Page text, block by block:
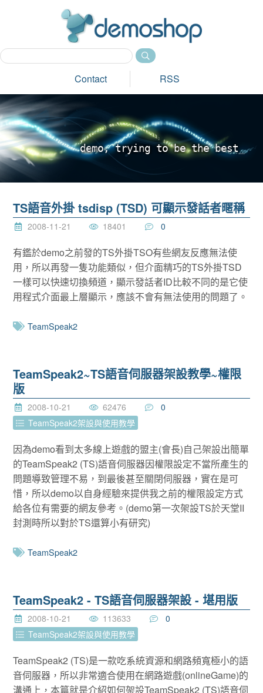
Contact RSS
demo, trying to be the best_
TS語音外掛 tsdisp (TSD) 可顯示發話者暱稱
2008-11-21 18401 0
有鑑於demo之前發的TS外掛TSO有些網友反應無法使
用，所以再發一隻功能類似，但介面精巧的TS外掛TSD
一樣可以快速切換頻道，顯示發話者ID比較不同的是它使
用程式介面最上層顯示，應該不會有無法使用的問題了。
TeamSpeak2
TeamSpeak2~TS語音伺服器架設教學~權限
版
2008-10-21 62476
0
TeamSpeak2架設與使用教學
因為demo看到太多線上遊戲的盟主(會長)自己架設出簡單
的TeamSpeak2 (TS)語音伺服器因權限設定不當所產生的
問題導致管理不易，到最後甚至關閉伺服器，實在是可
惜，所以demo以自身經驗來提供我之前的權限設定方式
給各位有需要的網友參考。(demo第一次架設TS於天堂II
封測時所以對於TS還算小有研究)
TeamSpeak2
TeamSpeak2 - TS語音伺服器架設 - 堪用版
2008-10-21 113633
0
TeamSpeak2架設與使用教學
TeamSpeak2 (TS)是一款吃系統資源和網路頻寬極小的語
音伺服器，所以非常適合使用在網路遊戲(onlineGame)的
溝通上，本篇就是介紹如何架設TeamSpeak2 (TS)語音伺